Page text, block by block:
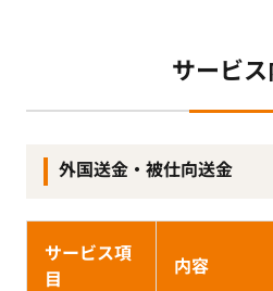
サービ
外国送金・被仕向送金
サービス項
目
内容